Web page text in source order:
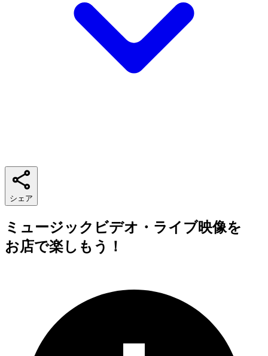
シェア
ミュージックビデオ・ライブ映像を
お店で楽しもう！